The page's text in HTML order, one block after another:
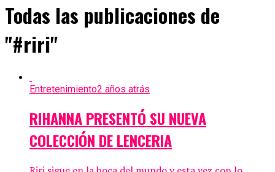
Todas las publicaciones de
"#riri"
Entretenimiento2 años atrás
RIHANNA PRESENTÓ SU NUEVA
COLECCIÓN DE LENCERIA